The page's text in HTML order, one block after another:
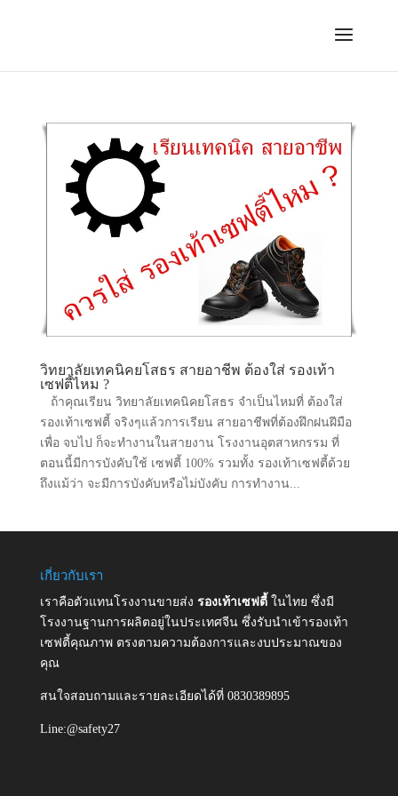
วิทยาลัยเทคนิคยโสธร สายอาชีพ ต้องใส่ รองเท้า
เซฟตี้ไหม ?
ถ้าคุณเรียน วิทยาลัยเทคนิคยโสธร จำเป็นไหมที่ ต้องใส่
รองเท้าเซฟตี้ จริงๆแล้วการเรียน สายอาชีพที่ต้องฝึกฝนฝีมือ
เพื่อ จบไป ก็จะทำงานในสายงาน โรงงานอุตสาหกรรม ที่
ตอนนี้มีการบังคับใช้ เซฟตี้ 100% รวมทั้ง รองเท้าเซฟตี้ด้วย
ถึงแม้ว่า จะมีการบังคับหรือไม่บังคับ การทำงาน...
เกี่ยวกับเรา
เราคือตัวแทนโรงงานขายส่ง รองเท้าเซฟตี้ ในไทย ซึ่งมี
โรงงานฐานการผลิตอยู่ในประเทศจีน ซึ่งรับนำเข้ารองเท้า
เซฟตี้คุณภาพ ตรงตามความต้องการและงบประมาณของ
คุณ
สนใจสอบถามและรายละเอียดได้ที่ 0830389895
Line:@safety27